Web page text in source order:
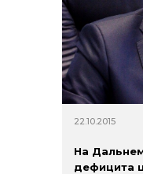
22.10.2015
На
дефицита